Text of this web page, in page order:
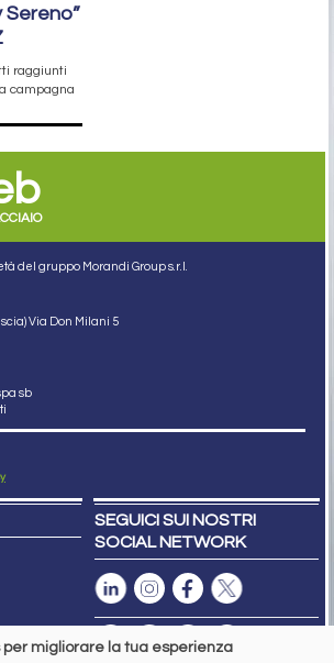
Sereno”
raggiunti
campagna
del gruppo Morandi Group s.r.l.
Via Don Milani 5
sb
SEGUICI SUI NOSTRI
SOCIAL NETWORK
per migliorare la tua esperienza